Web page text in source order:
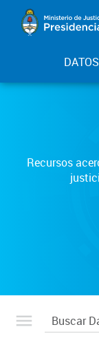
DATOS
Recursos